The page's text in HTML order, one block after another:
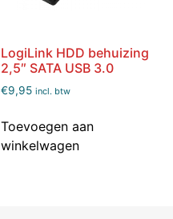
LogiLink HDD behuizing
2,5″ SATA USB 3.0
€9,95 incl. btw
Toevoegen aan
winkelwagen